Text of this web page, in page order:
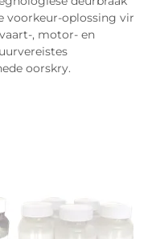
voorkeur-oplossing vir
, motor- en
oorskry.